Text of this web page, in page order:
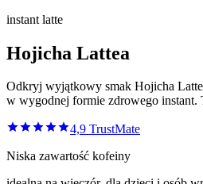
instant latte
Hojicha Lattea
Odkryj wyjątkowy smak Hojicha
w wygodnej formie zdrowego
4,9 TrustMate
Niska zawartość kofeiny